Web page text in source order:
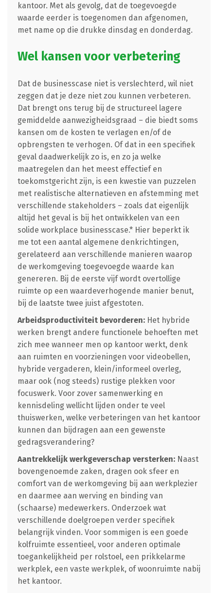
kantoor. Met als gevolg, dat de toegevoegde
waarde eerder is toegenomen dan afgenomen,
met name op die drukke dinsdag en donderdag.
Wel kansen voor verbetering
Dat de businesscase niet is verslechterd, wil niet
zeggen dat je deze niet zou kunnen verbeteren.
Dat brengt ons terug bij de structureel lagere
gemiddelde aanwezigheidsgraad – die biedt soms
kansen om de kosten te verlagen en/of de
opbrengsten te verhogen. Of dat in een specifiek
geval daadwerkelijk zo is, en zo ja welke
maatregelen dan het meest effectief en
toekomstgericht zijn, is een kwestie van puzzelen
met realistische alternatieven en afstemming met
verschillende stakeholders – zoals dat eigenlijk
altijd het geval is bij het ontwikkelen van een
solide workplace businesscase.* Hier beperkt ik
me tot een aantal algemene denkrichtingen,
gerelateerd aan verschillende manieren waarop
de werkomgeving toegevoegde waarde kan
genereren. Bij de eerste vijf wordt overtollige
ruimte op een waardeverhogende manier benut,
bij de laatste twee juist afgestoten.
Arbeidsproductiviteit bevorderen:Het hybride
werken brengt andere functionele behoeften met
zich mee wanneer men op kantoor werkt, denk
aan ruimten en voorzieningen voor videobellen,
hybride vergaderen, klein/informeel overleg,
maar ook (nog steeds) rustige plekken voor
focuswerk. Voor zover samenwerking en
kennisdeling wellicht lijden onder te veel
thuiswerken, welke verbeteringen van het kantoor
kunnen dan bijdragen aan een gewenste
gedragsverandering?
Aantrekkelijk werkgeverschap versterken:Naast
bovengenoemde zaken, dragen ook sfeer en
comfort van de werkomgeving bij aan werkplezier
en daarmee aan werving en binding van
(schaarse) medewerkers. Onderzoek wat
verschillende doelgroepen verder specifiek
belangrijk vinden. Voor sommigen is een goede
kolfruimte essentieel, voor anderen optimale
toegankelijkheid per rolstoel, een prikkelarme
werkplek, een vaste werkplek, of woonruimte nabij
het kantoor.